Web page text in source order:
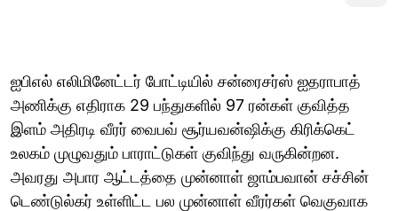
ஐபிஎல் எலிமினேட்டர் போட்டியில் சன்ரைசர்ஸ் ஐதராபாத்
அணிக்கு எதிராக 29 பந்துகளில் 97 ரன்கள் குவித்த
இளம் அதிரடி வீரர் வைபவ் சூர்யவன்ஷிக்கு கிரிக்கெட்
உலகம் முழுவதும் பாராட்டுகள் குவிந்து வருகின்றன.
அவரது அபார ஆட்டத்தை முன்னாள் ஜாம்பவான் சச்சின்
டெண்டுல்கர் உள்ளிட்ட பல முன்னாள் வீரர்கள் வெகுவாக